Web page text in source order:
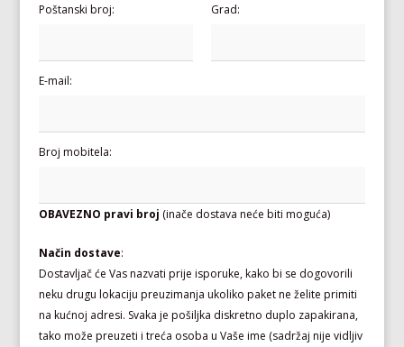
Poštanski broj: Grad:
E-mail:
Broj mobitela:
OBAVEZNO pravi broj (inače dostava neće biti moguća)
Način dostave:
Dostavljač će Vas nazvati prije isporuke, kako bi se dogovorili
neku drugu lokaciju preuzimanja ukoliko paket ne želite primiti
na kućnoj adresi. Svaka je pošiljka diskretno duplo zapakirana,
tako može preuzeti i treća osoba u Vaše ime (sadržaj nije vidljiv